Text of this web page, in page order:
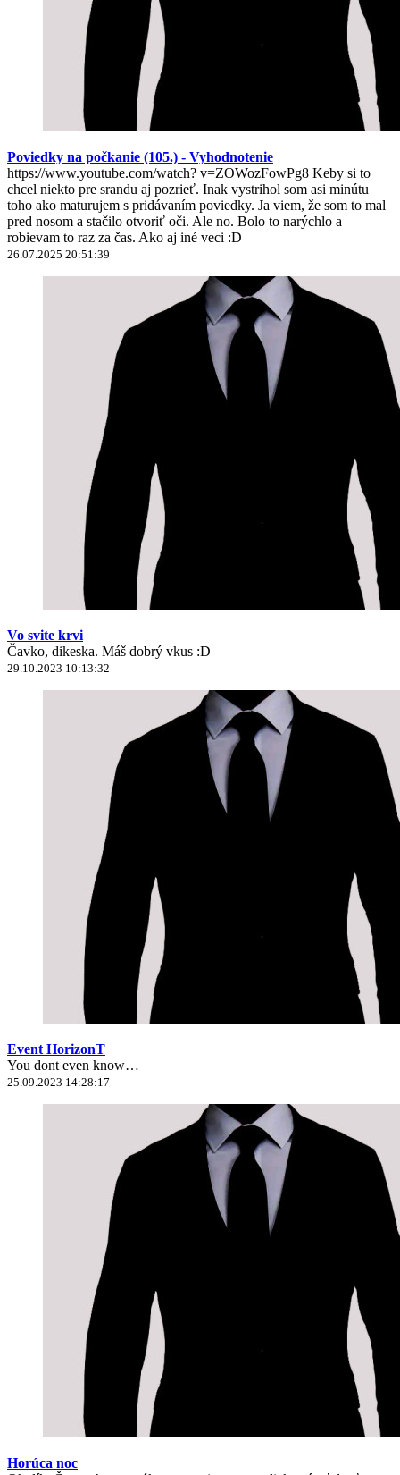
Poviedky na počkanie (105.) - Vyhodnotenie
https://www.youtube.com/watch? v=ZOWozFowPg8 Keby si to
chcel niekto pre srandu aj pozrieť. Inak vystrihol som asi minútu
toho ako maturujem s pridávaním poviedky. Ja viem, že som to mal
pred nosom a stačilo otvoriť oči. Ale no. Bolo to narýchlo a
robievam to raz za čas. Ako aj iné veci :D
26.07.2025 20:51:39
Vo svite krvi
Čavko, dikeska. Máš dobrý vkus :D
29.10.2023 10:13:32
Event HorizonT
You dont even know…
25.09.2023 14:28:17
Horúca noc